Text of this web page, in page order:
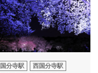
国分寺駅 西国分寺駅